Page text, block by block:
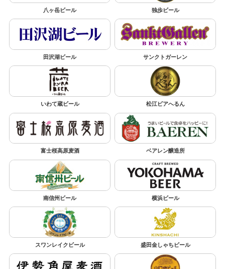
八ヶ岳ビール 独歩ビール
田沢湖ビール サンクトガーレン
いわて蔵ビール 松江ビアへるん
富士桜高原麦酒 ベアレン醸造所
南信州ビール 横浜ビール
スワンレイクビール 盛田金しゃちビール